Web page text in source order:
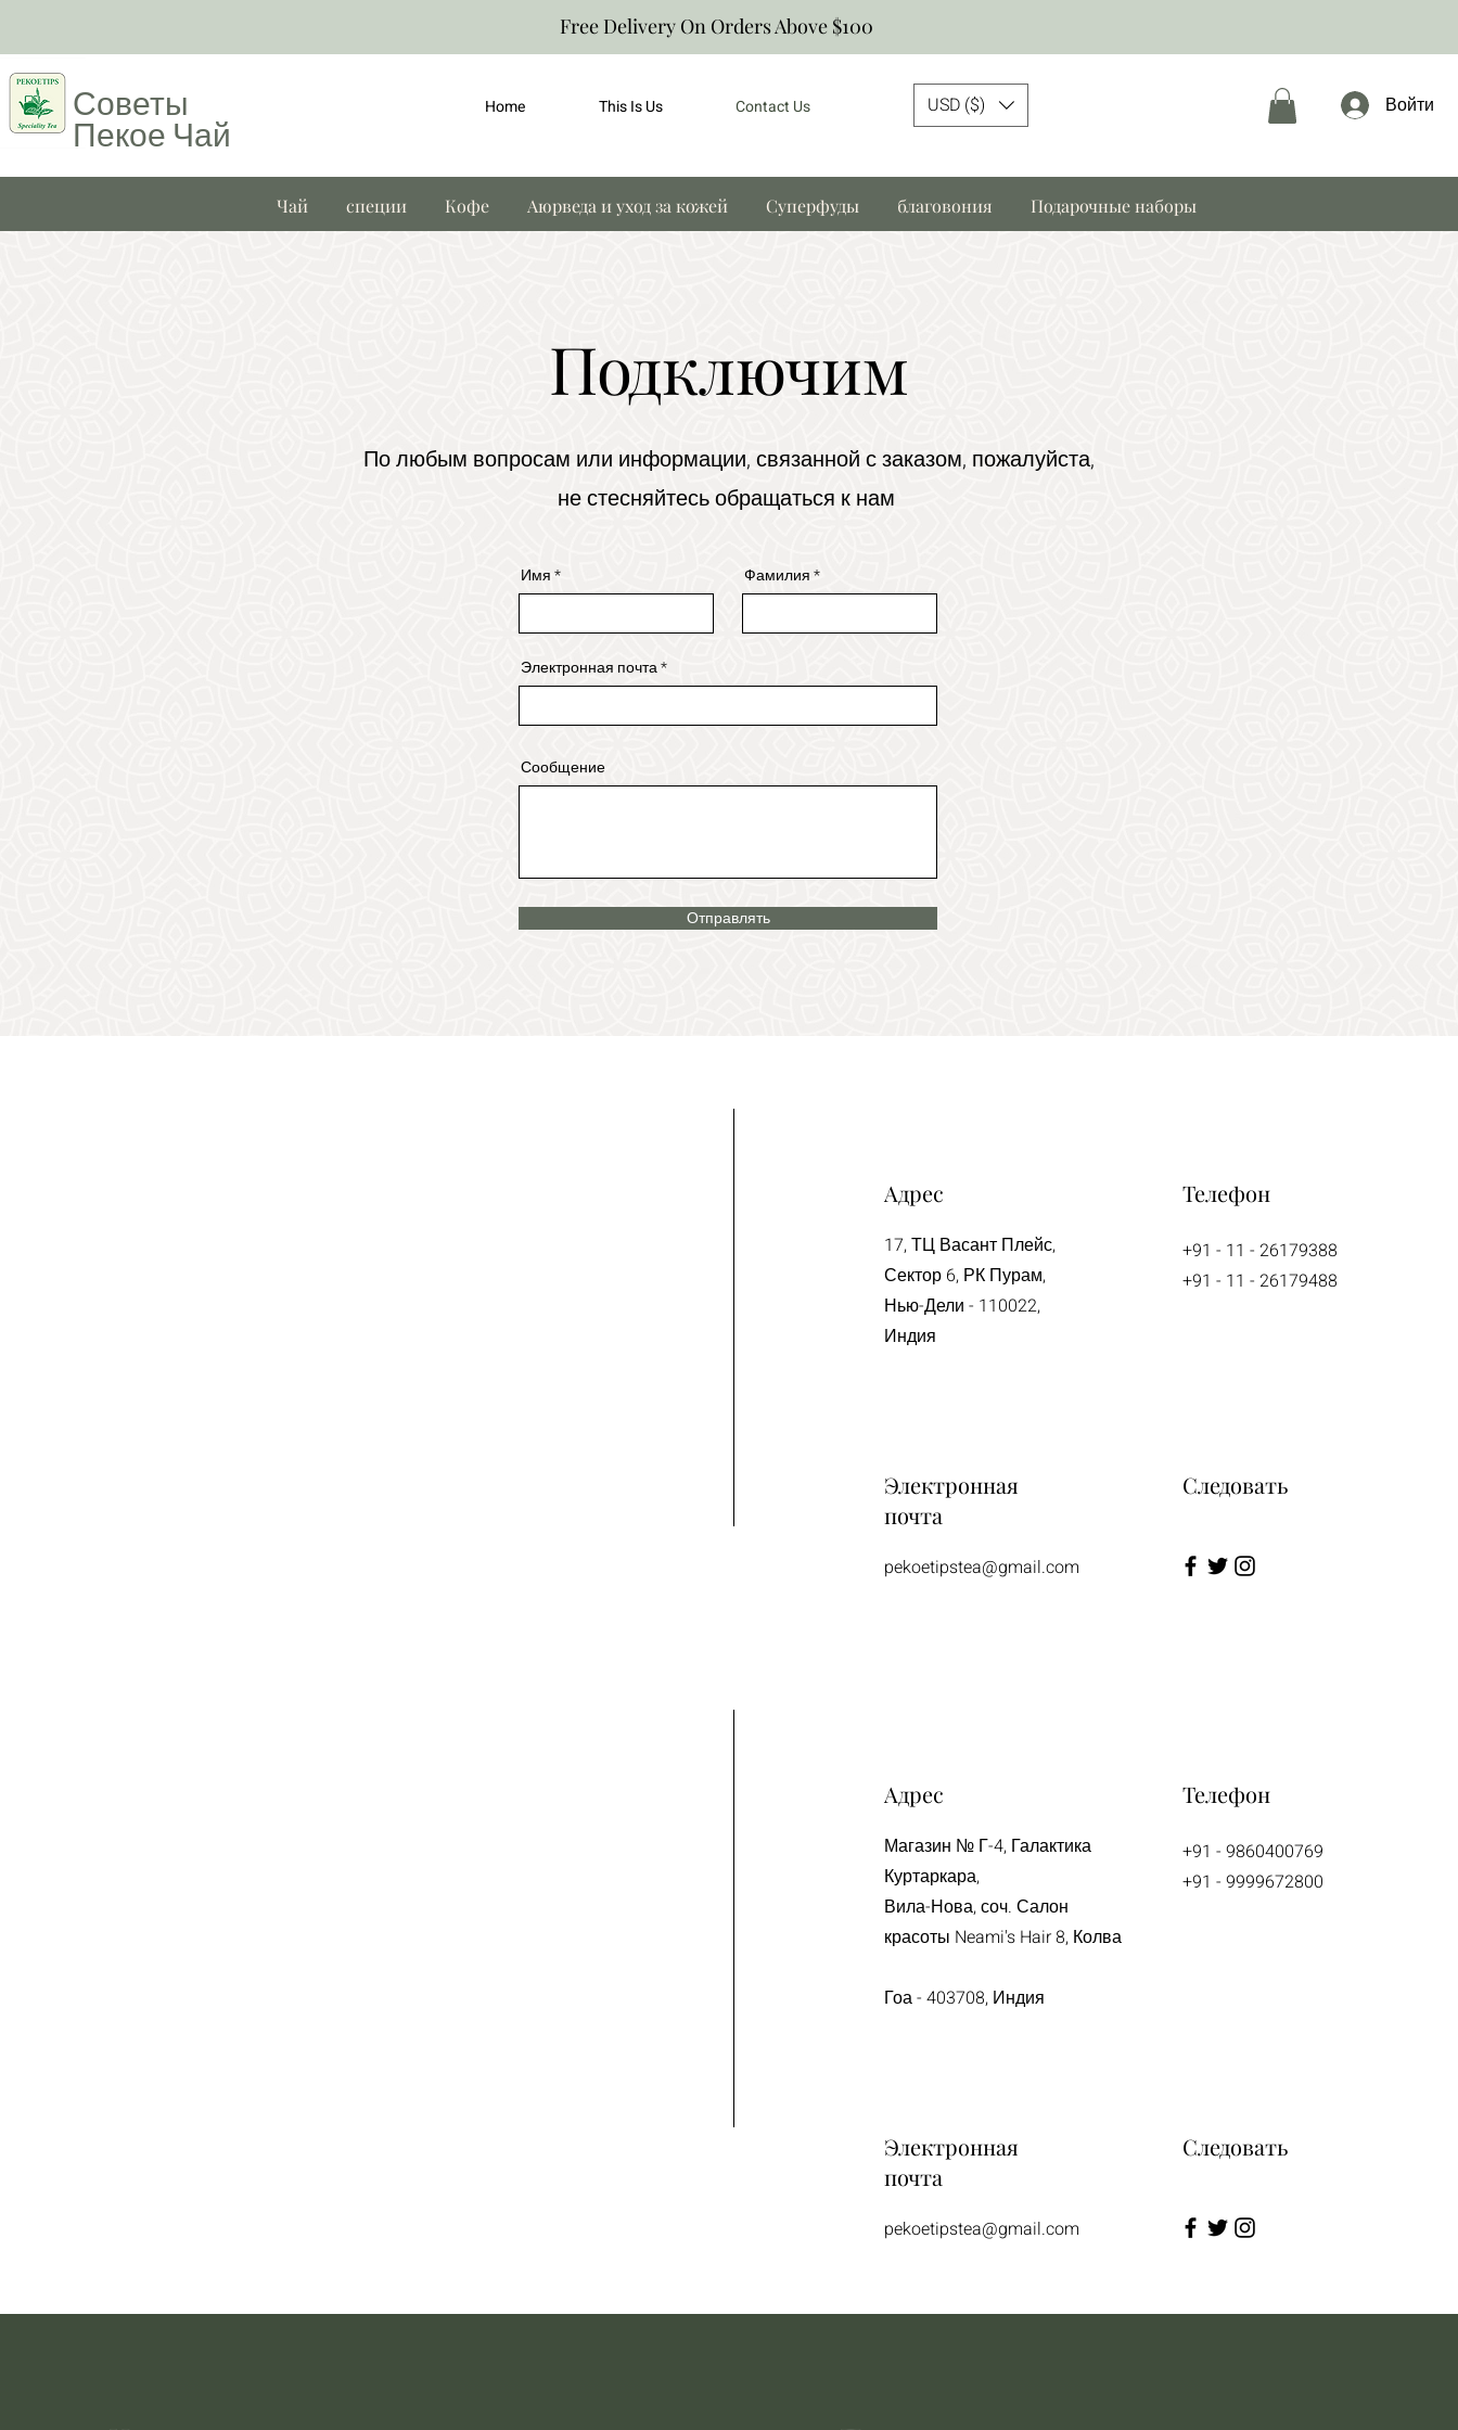
Free Delivery On Orders Above $100
Советы
Пекое Чай
Home This Is Us Contact Us USD ($) Войти
Чай специи Кофе Аюрведа и уход за кожей Суперфуды благовония Подарочные наборы
Подключим
По любым вопросам или информации, связанной с заказом, пожалуйста,
не стесняйтесь обращаться к нам
Имя Фамилия
Электронная почта
Сообщение
Отправлять
Адрес
17, ТЦ Васант Плейс,
Сектор 6, РК Пурам,
Нью-Дели - 110022,
Индия
Электронная
почта
pekoetipstea@gmail.com
Телефон
+91 - 11 - 26179388
+91 - 11 - 26179488
Следовать
Адрес
Магазин № Г-4, Галактика
Куртаркара,
Вила-Нова, соч. Салон
красоты Neami's Hair 8, Колва
Гоа - 403708, Индия
Электронная
почта
pekoetipstea@gmail.com
Телефон
+91 - 9860400769
+91 - 9999672800
Следовать